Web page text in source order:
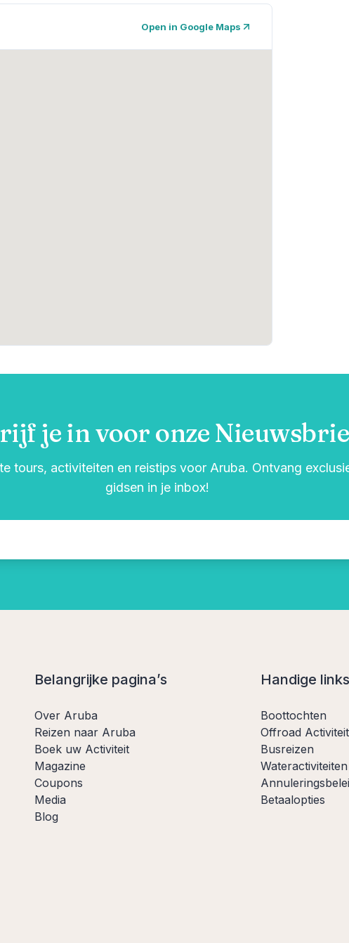
Open in Google Maps
je in voor onze
tours, activiteiten en reistips voor Aruba. Ontvang
gidsen in je inbox!
Belangrijke pagina’s
Over Aruba
Reizen naar Aruba
Boek uw Activiteit
Magazine
Coupons
Media
Blog
Handige links
Boottochten
Offroad
Busreizen
Wateractiviteiten
Betaalopties